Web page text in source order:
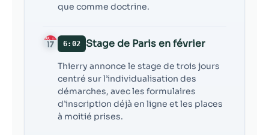
que comme doctrine.
6:02 Stage de Paris en février
Thierry annonce le stage de trois jours
centré sur l’individualisation des
démarches, avec les formulaires
d’inscription déjà en ligne et les places
à moitié prises.